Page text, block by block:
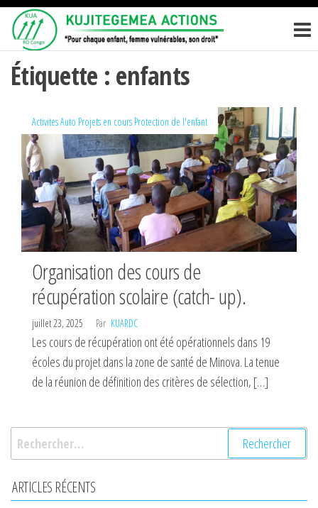
Passer
contenu
ACTIONS
enfant,
Étiquette : enfants
ActivitesAuto Projets en cours Protection de l'enfant
Organisation des cours de
récupération scolaire (catch- up).
juillet 23, 2025 Par KUARDC
Les cours de récupération ont été opérationnels dans 19
écoles du projet dans la zone de santé de Minova. La tenue
de la réunion de définition des critères de sélection, […]
Rechercher :
ARTICLES RÉCENTS